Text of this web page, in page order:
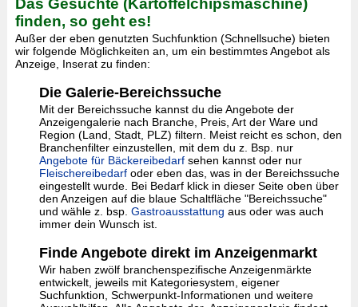
Das Gesuchte (Kartoffelchipsmaschine)
finden, so geht es!
Außer der eben genutzten Suchfunktion (Schnellsuche) bieten
wir folgende Möglichkeiten an, um ein bestimmtes Angebot als
Anzeige, Inserat zu finden:
Die Galerie-Bereichssuche
Mit der Bereichssuche kannst du die Angebote der
Anzeigengalerie nach Branche, Preis, Art der Ware und
Region (Land, Stadt, PLZ) filtern. Meist reicht es schon, den
Branchenfilter einzustellen, mit dem du z. Bsp. nur
Angebote für Bäckereibedarfsehen kannst oder nur
Fleischereibedarfoder eben das, was in der Bereichssuche
eingestellt wurde. Bei Bedarf klick in dieser Seite oben über
den Anzeigen auf die blaue Schaltfläche "Bereichssuche"
und wähle z. bsp. Gastroausstattung aus oder was auch
immer dein Wunsch ist.
Finde Angebote direkt im Anzeigenmarkt
Wir haben zwölf branchenspezifische Anzeigenmärkte
entwickelt, jeweils mit Kategoriesystem, eigener
Suchfunktion, Schwerpunkt-Informationen und weitere